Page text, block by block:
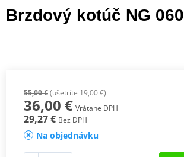
Brzdový kotúč NG 060
55,00 €(ušetríte 19,00 €)
36,00 € Vrátane DPH
29,27 € Bez DPH
Na objednávku